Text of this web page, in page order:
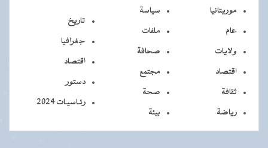
موريتانيا
عام
ولايات
اقتصاد
ثقافة
رياضة
سياسة
ملفات
صحافة
مجتمع
صحة
بيئة
تاريخ
جغرافيا
اقتصاد
دستور
رئـاسيـات 2024